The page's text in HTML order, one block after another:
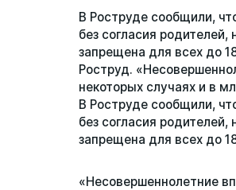
Контакты
Топ-проекты
Новости
Статьи
Репутация
В Роструде сообщили,
без согласия
запрещена для всех до
Роструд.
некоторых случаях и в
В Роструде сообщили,
без согласия
запрещена для всех до
«Несовершеннолетние